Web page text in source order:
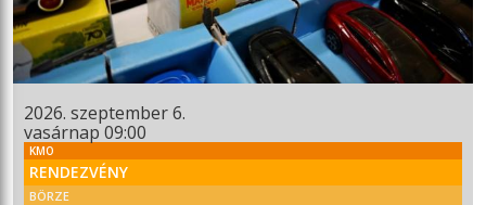
2026. szeptember 6.
vasárnap 09:00
KMO
RENDEZVÉNY
BÖRZE